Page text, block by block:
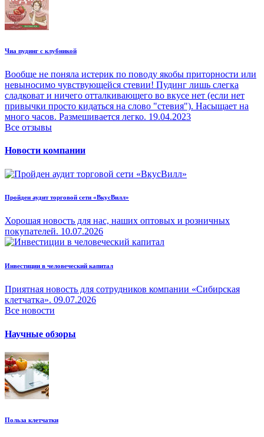
Чиа пудинг с клубникой
Вообще не поняла истерик по поводу якобы приторности или
невыносимо чувствующейся стевии! Пудинг лишь слегка
сладковат и ничего отталкивающего во вкусе нет (если нет
привычки просто кидаться на слово "стевия"). Насыщает на
много часов. Размешивается легко. 19.04.2023
Все отзывы
Новости компании
Пройден аудит торговой сети «ВкусВилл»
Хорошая новость для нас, наших оптовых и розничных
покупателей. 10.07.2026
Инвестиции в человеческий капитал
Приятная новость для сотрудников компании «Сибирская
клетчатка». 09.07.2026
Все новости
Научные обзоры
Польза клетчатки